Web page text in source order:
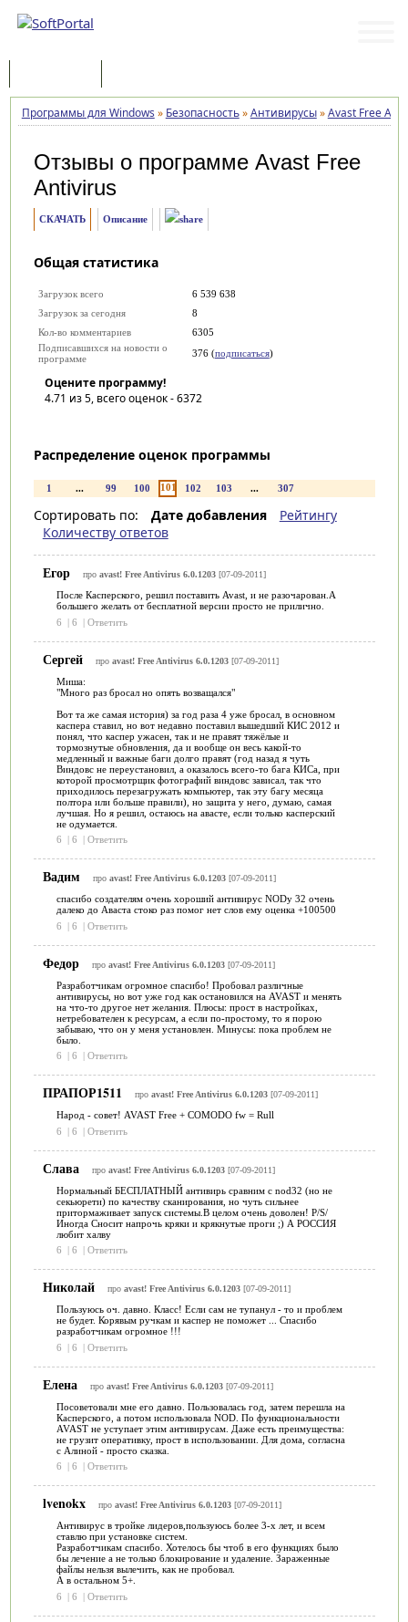
Программы для Windows » Безопасность»Антивирусы»Avast Free
Отзывы о программе Avast Free
Antivirus
СКАЧАТЬ Описание
Общая статистика
Загрузок всего
6 539 638
Загрузок за сегодня
8
Кол-во комментариев
6305
Подписавшихся на новости о
программе
376 (подписаться)
Оцените программу!
4.71 из 5, всего оценок -6372
Распределение оценок программы
1 ... 99 100 101 102 103 ... 307
Сортировать по: Дате добавления
Рейтингу
Количеству ответов
Егор про avast! Free Antivirus 6.0.1203[07-09-2011]
После Касперского, решил поставить Avast, и не разочарован.А
большего желать от бесплатной версии просто не прилично.
6
| 6 | Ответить
Сергей про avast! Free Antivirus 6.0.1203[07-09-2011]
Миша:
"Много раз бросал но опять возващался"
Вот та же самая история) за год раза 4 уже бросал, в основном
каспера ставил, но вот недавно поставил вышедший КИС 2012 и
понял, что каспер ужасен, так и не правят тяжёлые и
тормознутые обновления, да и вообще он весь какой-то
медленный и важные баги долго правят (год назад я чуть
Виндовс не переустановил, а оказалось всего-то бага КИСа, при
которой просмотрщик фотографий виндовс зависал, так что
приходилось перезагружать компьютер, так эту багу месяца
полтора или больше правили), но защита у него, думаю, самая
лучшая. Но я решил, остаюсь на авасте, если только касперский
не одумается.
6
| 6 | Ответить
Вадим про avast! Free Antivirus 6.0.1203[07-09-2011]
спасибо создателям очень хороший антивирус NODу 32 очень
далеко до Аваста стоко раз помог нет слов ему оценка +100500
6
| 6 | Ответить
Федор про avast! Free Antivirus 6.0.1203[07-09-2011]
Разработчикам огромное спасибо! Пробовал различные
антивирусы, но вот уже год как остановился на AVAST и менять
на что-то другое нет желания. Плюсы: прост в настройках,
нетребователен к ресурсам, а если по-простому, то я порою
забываю, что он у меня установлен. Минусы: пока проблем не
было.
6
| 6 | Ответить
ПРАПОР1511 про avast! Free Antivirus 6.0.1203[07-09-2011]
Народ - совет! AVAST Free + COMODO fw = Rull
6
| 6 | Ответить
Слава про avast! Free Antivirus 6.0.1203[07-09-2011]
Нормальный БЕСПЛАТНЫЙ антивирь сравним с nod32 (но не
секьюрети) по качеству сканирования, но чуть сильнее
притормаживает запуск системы.В целом очень доволен! P/S/
Иногда Сносит напрочь кряки и крякнутые проги ;) А РОССИЯ
любит халву
6
| 6 | Ответить
Николай про avast! Free Antivirus 6.0.1203[07-09-2011]
Пользуюсь оч. давно. Класс! Если сам не тупанул - то и проблем
не будет. Корявым ручкам и каспер не поможет ... Спасибо
разработчикам огромное !!!
6
| 6 | Ответить
Елена про avast! Free Antivirus 6.0.1203[07-09-2011]
Посоветовали мне его давно. Пользовалась год, затем перешла на
Касперского, а потом использовала NOD. По функциональности
AVAST не уступает этим антивирусам. Даже есть преимущества:
не грузит оперативку, прост в использовании. Для дома, согласна
с Алиной - просто сказка.
6
| 6 | Ответить
lvenokx про avast! Free Antivirus 6.0.1203[07-09-2011]
Антивирус в тройке лидеров,пользуюсь более 3-х лет, и всем
ставлю при установке систем.
Разработчикам спасибо. Хотелось бы чтоб в его функциях было
бы лечение а не только блокирование и удаление. Зараженные
файлы нельзя вылечить, как не пробовал.
А в остальном 5+.
6
| 6 | Ответить